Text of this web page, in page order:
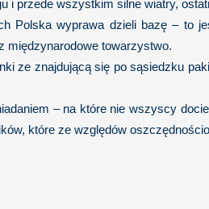
i przede wszystkim silne wiatry,
Polska wyprawa dzieli bazę – to
międzynarodowe towarzystwo.
ze znajdującą się po sąsiedzku
– na które nie wszyscy
które ze względów